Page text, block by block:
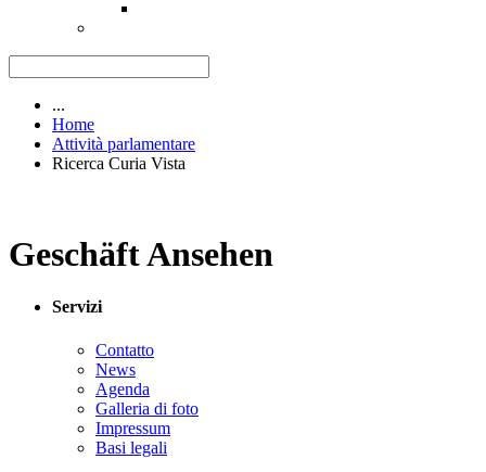
...
Home
Attività parlamentare
Ricerca Curia Vista
Geschäft Ansehen
Servizi
Contatto
News
Agenda
Galleria di foto
Impressum
Basi legali